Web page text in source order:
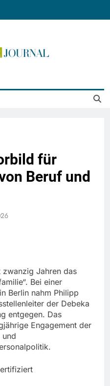
für
Beruf und
Jahren das
Bei einer
Berlin nahm Philipp
der Debeka
entgegen. Das
Engagement der